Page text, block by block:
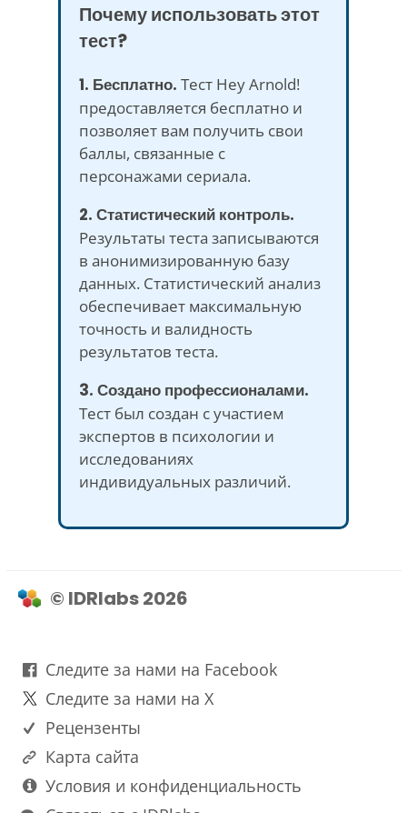
Почему использовать этот
тест?
1. Бесплатно. Тест Hey Arnold!
предоставляется бесплатно и
позволяет вам получить свои
баллы, связанные с
персонажами сериала.
2. Статистический контроль.
Результаты теста записываются
в анонимизированную базу
данных. Статистический анализ
обеспечивает максимальную
точность и валидность
результатов теста.
3. Создано профессионалами.
Тест был создан с участием
экспертов в психологии и
исследованиях
индивидуальных различий.
© IDRlabs 2026
Следите за нами на Facebook
Следите за нами на X
Рецензенты
Карта сайта
Условия и конфиденциальность